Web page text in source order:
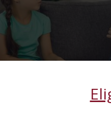
web utiliza
web usa cookies para